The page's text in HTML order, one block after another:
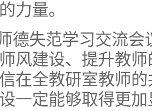
力量。
德失范学习交流
风建设、提升教
在全教研室教师
一定能够取得更